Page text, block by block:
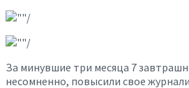
За минувшие три месяца 7
несомненно, повысили свое